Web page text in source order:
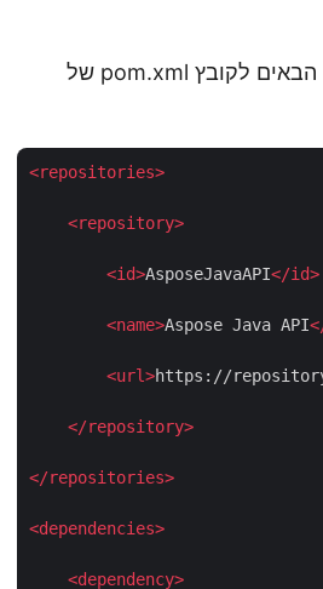
אנא הוסף את הפרטים הבאים לקובץ pom.xml של
<repositories
<repository
<id>AsposeJavaAPI</id
<name>Aspose Java API
<url>https://
</repository
</repositories
<dependencies
<dependency